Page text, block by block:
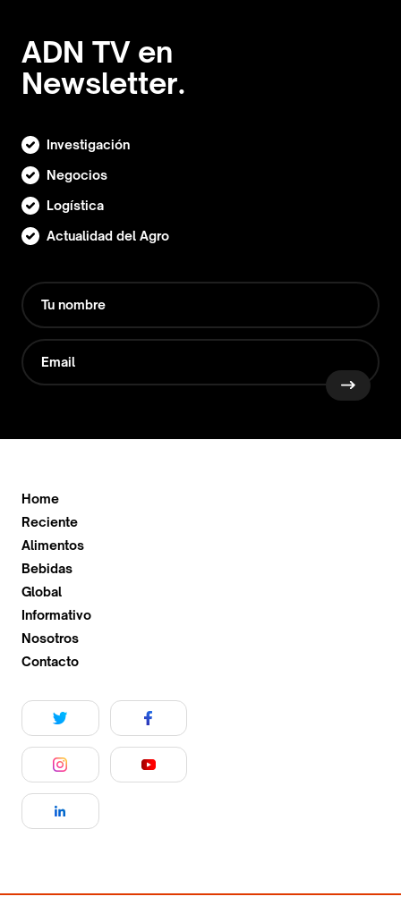
ADN TV en
Newsletter.
Investigación
Negocios
Logística
Actualidad del Agro
Home
Reciente
Alimentos
Bebidas
Global
Informativo
Nosotros
Contacto